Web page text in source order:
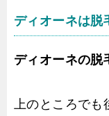
ディオーネは脱
ディオーネの脱
上のところでも